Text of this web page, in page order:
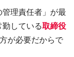
理責任者」が最
している取締役
が必要だからで